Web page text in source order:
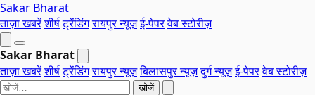
Sakar Bharat
ताज़ा खबरेंशीर्षट्रेंडिंगरायपुर न्यूज़ई-पेपरवेब स्टोरीज़
Sakar Bharat
ताज़ा खबरेंशीर्षट्रेंडिंगरायपुर न्यूज़बिलासपुर न्यूज़दुर्ग न्यूज़ई-पेपरवेब स्टोरीज़
खोजें